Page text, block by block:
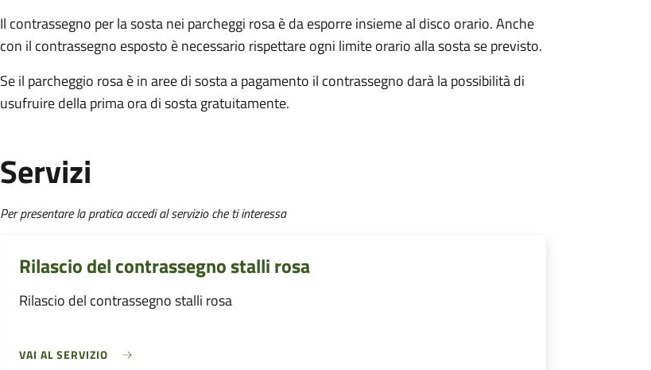
Il contrassegno per la sosta nei parcheggi rosa è da esporre insieme al disco orario. Anche
con il contrassegno esposto è necessario rispettare ogni limite orario alla sosta se previsto.
Se il parcheggio rosa è in aree di sosta a pagamento il contrassegno darà la possibilità di
usufruire della prima ora di sosta gratuitamente.
Servizi
Per presentare la pratica accedi al servizio che ti interessa
Rilascio del contrassegno stalli rosa
Rilascio del contrassegno stalli rosa
VAI AL SERVIZIO